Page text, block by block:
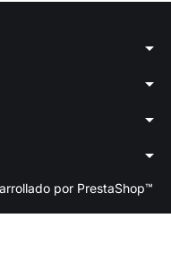
arrow_drop_down
arrow_drop_down
arrow_drop_down
arrow_drop_down
por PrestaShop™